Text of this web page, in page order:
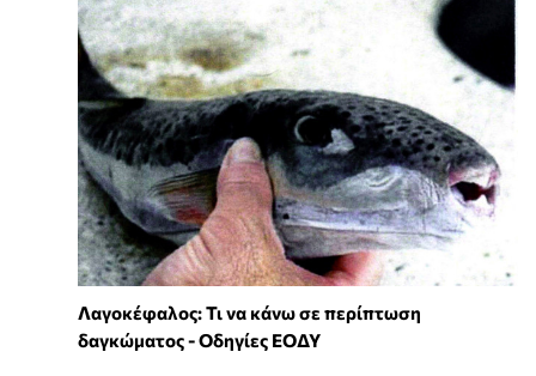
Λαγοκέφαλος: Τι να κάνω σε περίπτωση
δαγκώματος - Οδηγίες ΕΟΔΥ